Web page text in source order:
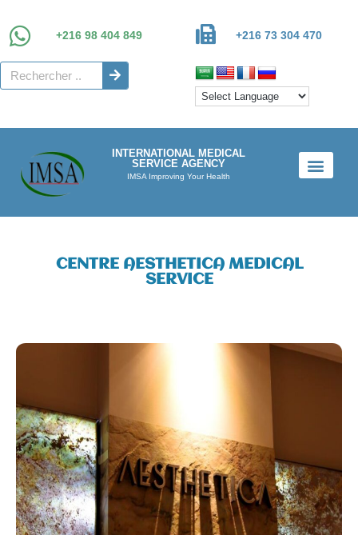
+216 98 404 849 +216 73 304 470
INTERNATIONAL MEDICAL
SERVICE AGENCY
IMSA Improving Your Health
CENTRE AESTHETICA MEDICAL
SERVICE